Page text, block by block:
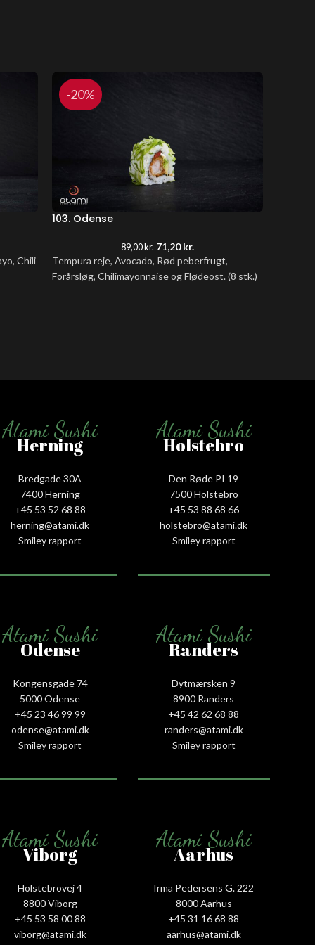
Chili
-20%
103. Odense
89,00kr. 71,20kr.
Tempura reje, Avocado, Rød peberfrugt,
Forårsløg, Chilimayonnaise og Flødeost. (8 stk.)
Atami Sushi
Herning
Bredgade 30A
7400 Herning
+45 53 52 68 88
herning@atami.dk
Smiley rapport
Atami Sushi
Holstebro
Den Røde PI 19
7500 Holstebro
+45 53 88 68 66
holstebro@atami.dk
Smiley rapport
Atami Sushi
Odense
Kongensgade 74
5000 Odense
+45 23 46 99 99
odense@atami.dk
Smiley rapport
Atami Sushi
Randers
Dytmærsken 9
8900 Randers
+45 42 62 68 88
randers@atami.dk
Smiley rapport
Atami Sushi
Viborg
Holstebrovej 4
8800 Viborg
+45 53 58 00 88
viborg@atami.dk
Atami Sushi
Aarhus
Irma Pedersens G. 222
8000 Aarhus
+45 31 16 68 88
aarhus@atami.dk